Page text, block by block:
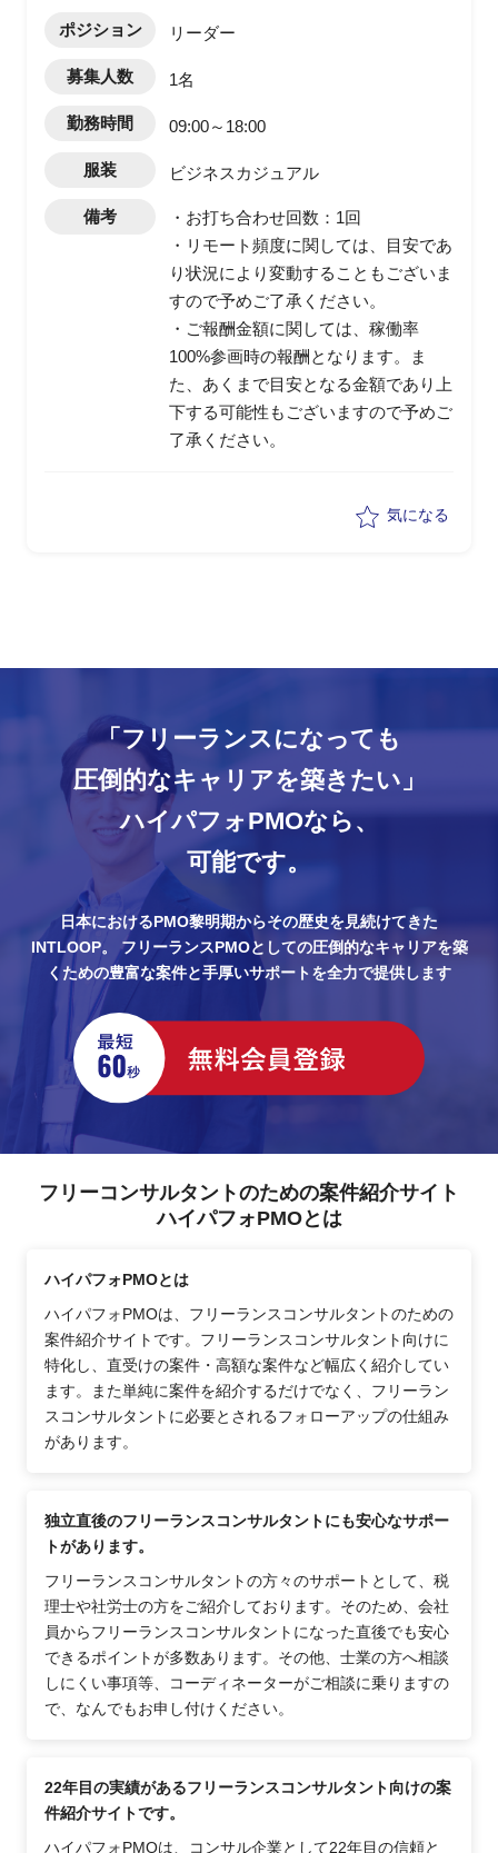
ポジション リーダー
募集人数 1名
勤務時間 09:00～18:00
服装 ビジネスカジュアル
備考
・お打ち合わせ回数：1回
・リモート頻度に関しては、目安であ
り状況により変動することもございま
すので予めご了承ください。
・ご報酬金額に関しては、稼働率
100%参画時の報酬となります。ま
た、あくまで目安となる金額であり上
下する可能性もございますので予めご
了承ください。
気になる
「フリーランスになっても
圧倒的なキャリアを築きたい」
ハイパフォPMOなら、
可能です。
日本におけるPMO黎明期からその歴史を見続けてきた
INTLOOP。
フリーランスPMOとしての圧倒的なキャリアを築
くための豊富な案件と手厚いサポートを全力で提供します
フリーコンサルタントのための案件紹介サイト
ハイパフォPMOとは
ハイパフォPMOとは
ハイパフォPMOは、フリーランスコンサルタントのための
案件紹介サイトです。フリーランスコンサルタント向けに
特化し、直受けの案件・高額な案件など幅広く紹介してい
ます。また単純に案件を紹介するだけでなく、フリーラン
スコンサルタントに必要とされるフォローアップの仕組み
があります。
独立直後のフリーランスコンサルタントにも安心なサポー
トがあります。
フリーランスコンサルタントの方々のサポートとして、税
理士や社労士の方をご紹介しております。そのため、会社
員からフリーランスコンサルタントになった直後でも安心
できるポイントが多数あります。その他、士業の方へ相談
しにくい事項等、コーディネーターがご相談に乗りますの
で、なんでもお申し付けください。
22年目の実績があるフリーランスコンサルタント向けの案
件紹介サイトです。
ハイパフォPMOは、コンサル企業として22年目の信頼と